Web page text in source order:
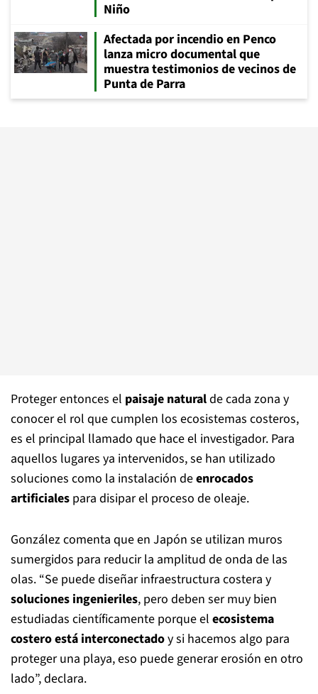
Niño
Afectada por incendio en Penco
lanza micro documental que
muestra testimonios de vecinos de
Punta de Parra
Proteger entonces el paisaje naturalde cada zona y
conocer el rol que cumplen los ecosistemas costeros,
es el principal llamado que hace el investigador. Para
aquellos lugares ya intervenidos, se han utilizado
soluciones como la instalación deenrocados
artificiales para disipar el proceso de oleaje.
González comenta que en Japón se utilizan muros
sumergidos para reducir la amplitud de onda de las
olas. “Se puede diseñar infraestructura costera y
soluciones ingenieriles, pero deben ser muy bien
estudiadas científicamente porque el ecosistema
costero está interconectadoy si hacemos algo para
proteger una playa, eso puede generar erosión en otro
lado”, declara.